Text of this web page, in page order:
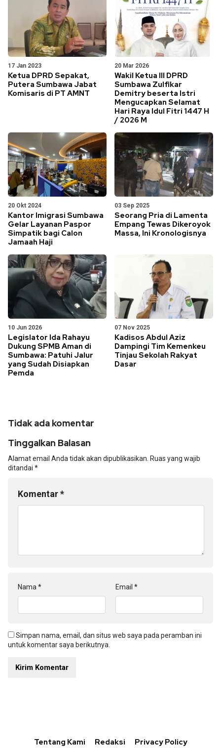
17 Jan 2023
Ketua DPRD Sepakat,
Putera Sumbawa Jabat
Komisaris di PT AMNT
20 Mar 2026
Wakil Ketua III DPRD
Sumbawa Zulfikar
Demitry beserta Istri
Mengucapkan Selamat
Hari Raya Idul Fitri 1447 H
/ 2026 M
20 Okt 2024
Kantor Imigrasi Sumbawa
Gelar Layanan Paspor
Simpatik bagi Calon
Jamaah Haji
03 Sep 2025
Seorang Pria di Lamenta
Empang Tewas Dikeroyok
Massa, Ini Kronologisnya
10 Jun 2026
Legislator Ida Rahayu
Dukung SPMB Aman di
Sumbawa: Patuhi Jalur
yang Sudah Disiapkan
Pemda
07 Nov 2025
Kadisos Abdul Aziz
Dampingi Tim Kemenkeu
Tinjau Sekolah Rakyat
Dasar
Tidak ada komentar
Tinggalkan Balasan
Alamat email Anda tidak akan dipublikasikan. Ruas yang wajib
ditandai *
Komentar*
Nama * Email *
Simpan nama, email, dan situs web saya pada peramban ini
untuk komentar saya berikutnya.
Tentang Kami Redaksi Privacy Policy